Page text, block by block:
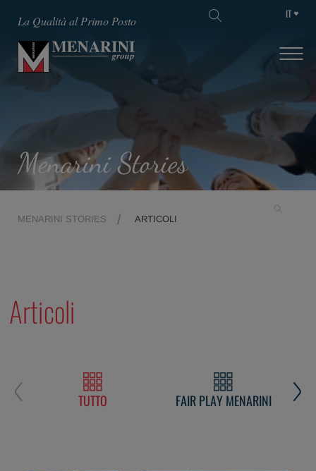
La Qualità al Primo Posto IT
Menarini Stories
MENARINI STORIES ARTICOLI
Articoli
TUTTO FAIR PLAY MENARINI